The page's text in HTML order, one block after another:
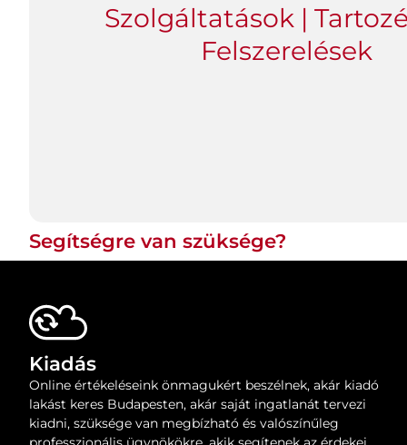
Szolgáltatások |
Felszerelések
Segítségre van szüksége?
Kiadás
Online értékeléseink önmagukért beszélnek, akár kiadó
lakást keres Budapesten, akár saját ingatlanát tervezi
kiadni, szüksége van megbízható és valószínűleg